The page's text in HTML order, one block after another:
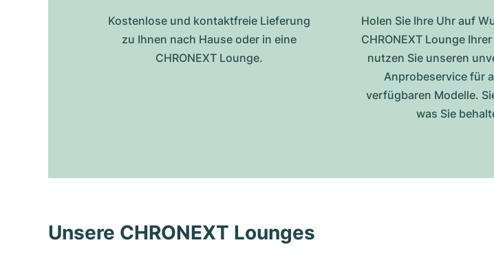
Kostenlose und kontaktfreie Lieferung
zu Ihnen nach Hause oder in eine
CHRONEXT Lounge.
Holen Sie Ihre Uhr auf
CHRONEXT Lounge
nutzen Sie unseren
Anprobeservice für
verfügbaren Modelle.
was Sie
Unsere CHRONEXT Lounges